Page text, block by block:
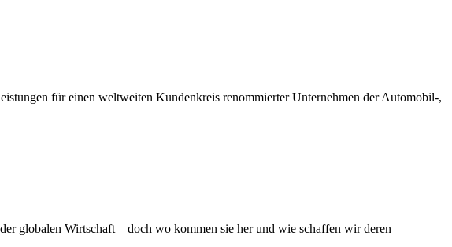
für einen weltweiten Kundenkreis renommierter Unternehmen der Automobil‑,
globalen Wirtschaft – doch wo kommen sie her und wie schaffen wir deren